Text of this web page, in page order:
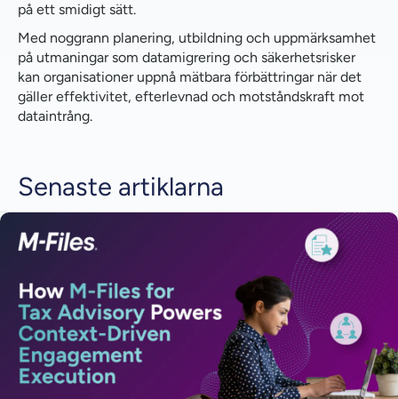
på ett smidigt sätt.
Med noggrann planering, utbildning och uppmärksamhet
på utmaningar som datamigrering och säkerhetsrisker
kan organisationer uppnå mätbara förbättringar när det
gäller effektivitet, efterlevnad och motståndskraft mot
dataintrång.
Senaste artiklarna